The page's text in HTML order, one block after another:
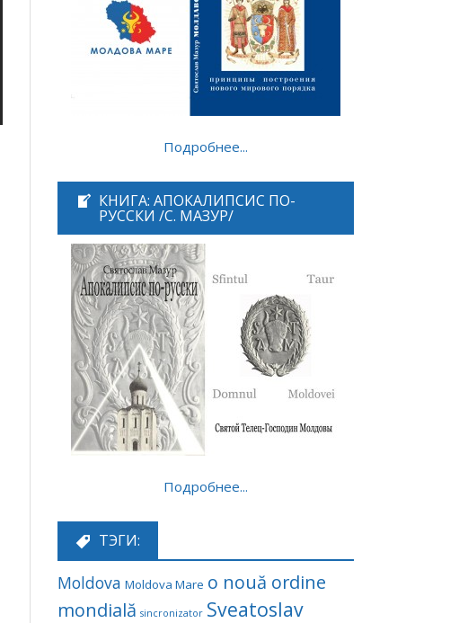
Подробнее...
КНИГА: АПОКАЛИПСИС ПО-
РУССКИ /С. МАЗУР/
Подробнее...
ТЭГИ:
Moldova Moldova Mare o nouă ordine
mondială sincronizator Sveatoslav